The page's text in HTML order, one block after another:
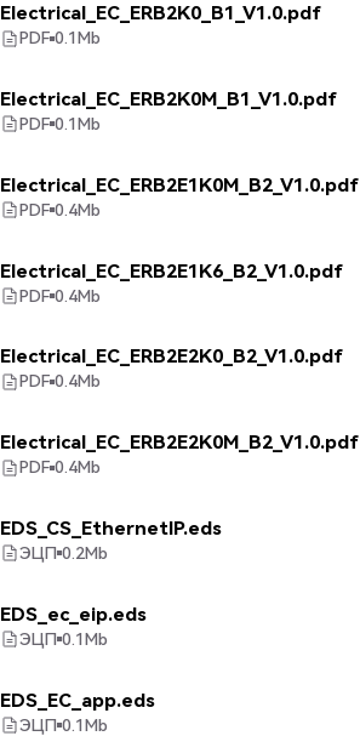
Electrical_EC_ERB2K0_B1_V1.0.pdf
PDF 0.1Mb
Electrical_EC_ERB2K0M_B1_V1.0.pdf
PDF 0.1Mb
Electrical_EC_ERB2E1K0M_B2_V1.0.pdf
PDF 0.4Mb
Electrical_EC_ERB2E1K6_B2_V1.0.pdf
PDF 0.4Mb
Electrical_EC_ERB2E2K0_B2_V1.0.pdf
PDF 0.4Mb
Electrical_EC_ERB2E2K0M_B2_V1.0.pdf
PDF 0.4Mb
EDS_CS_EthernetIP.eds
ЭЦП 0.2Mb
EDS_ec_eip.eds
ЭЦП 0.1Mb
EDS_EC_app.eds
ЭЦП 0.1Mb